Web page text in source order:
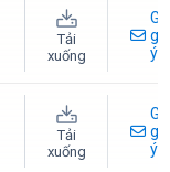
Tải
xuống
ý
Tải
xuống
ý